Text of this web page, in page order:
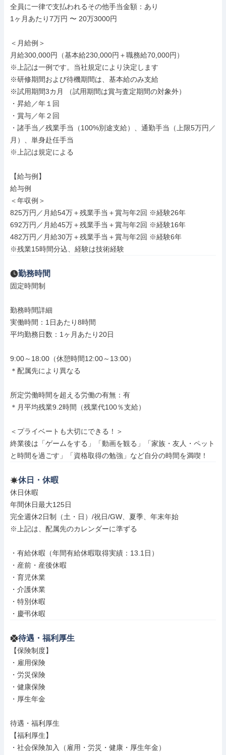
全員に一律で支払われるその他手当金額：あり
1ヶ月あたり7万円 〜 20万3000円
＜月給例＞
月給300,000円（基本給230,000円＋職務給70,000円）
※上記は一例です。当社規定により決定します
※研修期間および待機期間は、基本給のみ支給
※試用期間3カ月 （試用期間は賞与査定期間の対象外）
・昇給／年１回
・賞与／年２回
・諸手当／残業手当（100%別途支給）、通勤手当（上限5万円／
月）、単身赴任手当
※上記は規定による
【給与例】
給与例
＜年収例＞
825万円／月給54万＋残業手当＋賞与年2回 ※経験26年
692万円／月給45万＋残業手当＋賞与年2回 ※経験16年
482万円／月給30万＋残業手当＋賞与年2回 ※経験6年
※残業15時間分込、経験は技術経験
勤務時間
固定時間制
勤務時間詳細
実働時間：1日あたり8時間
平均勤務日数：1ヶ月あたり20日
9:00～18:00（休憩時間12:00～13:00）
＊配属先により異なる
所定労働時間を超える労働の有無：有
＊月平均残業9.2時間（残業代100％支給）
＜プライベートも大切にできる！＞
終業後は「ゲームをする」「動画を観る」「家族・友人・ペット
と時間を過ごす」「資格取得の勉強」など自分の時間を満喫！
休日・休暇
休日休暇
年間休日最大125日
完全週休2日制（土・日）/祝日/GW、夏季、年末年始
※上記は、配属先のカレンダーに準ずる
・有給休暇（年間有給休暇取得実績：13.1日）
・産前・産後休暇
・育児休業
・介護休業
・特別休暇
・慶弔休暇
待遇・福利厚生
【保険制度】
・雇用保険
・労災保険
・健康保険
・厚生年金
待遇・福利厚生
【福利厚生】
・社会保険加入（雇用・労災・健康・厚生年金）